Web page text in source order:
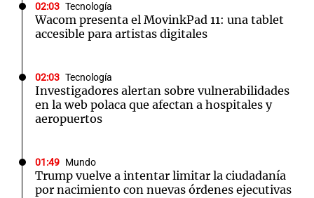
02:03 Tecnología
Wacom presenta el MovinkPad 11: una tablet
accesible para artistas digitales
02:03 Tecnología
Investigadores alertan sobre vulnerabilidades
en la web polaca que afectan a hospitales y
aeropuertos
01:49 Mundo
Trump vuelve a intentar limitar la ciudadanía
por nacimiento con nuevas órdenes ejecutivas